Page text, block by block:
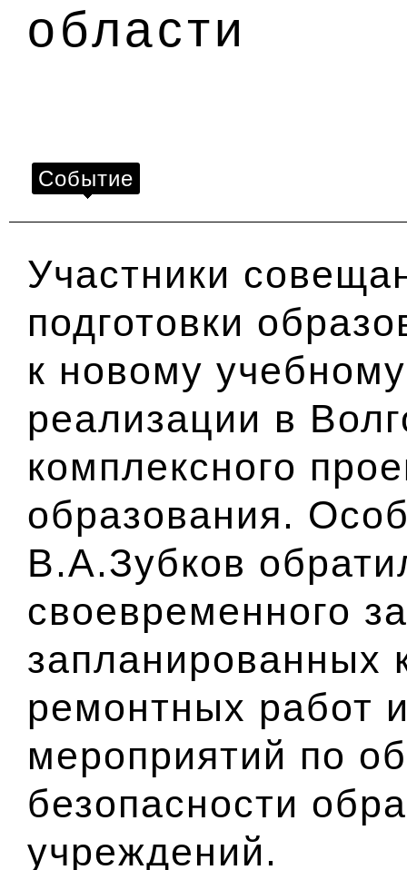
области
Событие
Участники
подготовки
к новому
реализации в
комплексного
образования.
В.А.Зубков
своевременного
запланированных
ремонтных работ
мероприятий по
безопасности
учреждений.